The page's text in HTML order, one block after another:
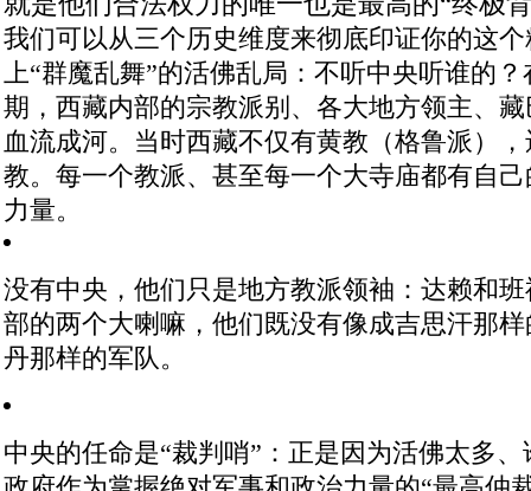
我们可以从三个历史维度来彻底印证你的这
上“群魔乱舞”的活佛乱局：不听中央听谁的？
期，西藏内部的宗教派别、各大地方领主、
血流成河。当时西藏不仅有黄教（格鲁派）
教。每一个教派、甚至每一个大寺庙都有自
力量。
没有中央，他们只是地方教派领袖 ：达赖和
部的两个大喇嘛，他们既没有像成吉思汗那
丹那样的军队。
中央的任命是“裁判哨” ：正是因为活佛太多